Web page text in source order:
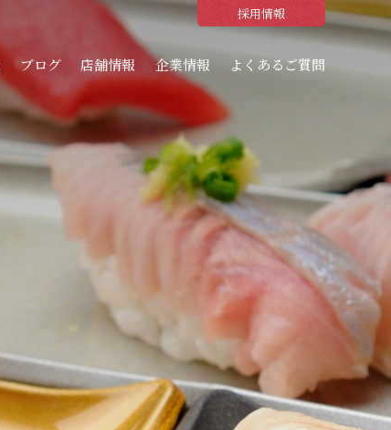
採用情報
ブログ 店舗情報 企業情報 よくあるご質問